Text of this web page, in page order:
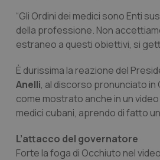
“Gli Ordini dei medici sono Enti
della professione. Non
estraneo a questi obiettivi, si
È durissima la reazione del
Anelli, al discorso pronunciato in
come mostrato anche in un
medici cubani, aprendo di fatto
L’attacco del governatore
Forte la foga di Occhiuto nel